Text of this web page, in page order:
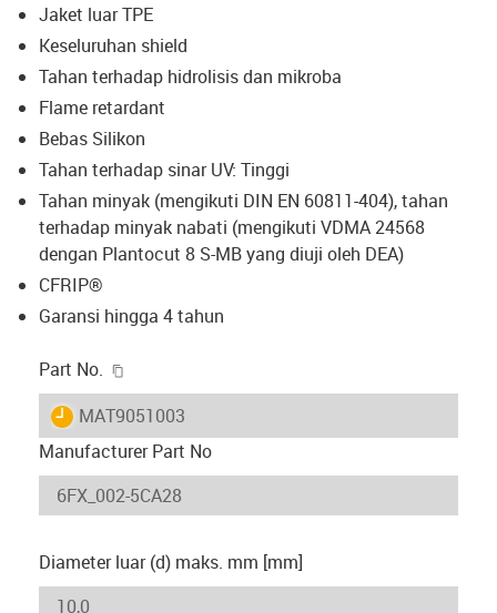
Jaket luar TPE
Keseluruhan shield
Tahan terhadap hidrolisis dan mikroba
Flame retardant
Bebas Silikon
Tahan terhadap sinar UV: Tinggi
Tahan minyak (mengikuti DIN EN 60811-404), tahan
terhadap minyak nabati (mengikuti VDMA 24568
dengan Plantocut 8 S-MB yang diuji oleh DEA)
CFRIP®
Garansi hingga 4 tahun
Part No.
igus-icon-lieferzeit
MAT9051003
Manufacturer Part No
Diameter luar (d) maks. mm [mm]